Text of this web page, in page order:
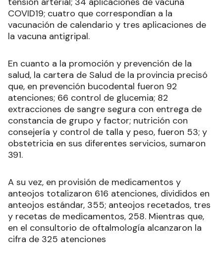
COVID19; cuatro que correspondían a la
vacunación de calendario y tres aplicaciones de
la vacuna antigripal.
En cuanto a la promoción y prevención de la
salud, la cartera de Salud de la provincia precisó
que, en prevención bucodental fueron 92
atenciones; 66 control de glucemia; 82
extracciones de sangre segura con entrega de
constancia de grupo y factor; nutrición con
consejería y control de talla y peso, fueron 53; y
obstetricia en sus diferentes servicios, sumaron
391.
A su vez, en provisión de medicamentos y
anteojos totalizaron 616 atenciones, divididos en
anteojos estándar, 355; anteojos recetados, tres
y recetas de medicamentos, 258. Mientras que,
en el consultorio de oftalmología alcanzaron la
cifra de 325 atenciones